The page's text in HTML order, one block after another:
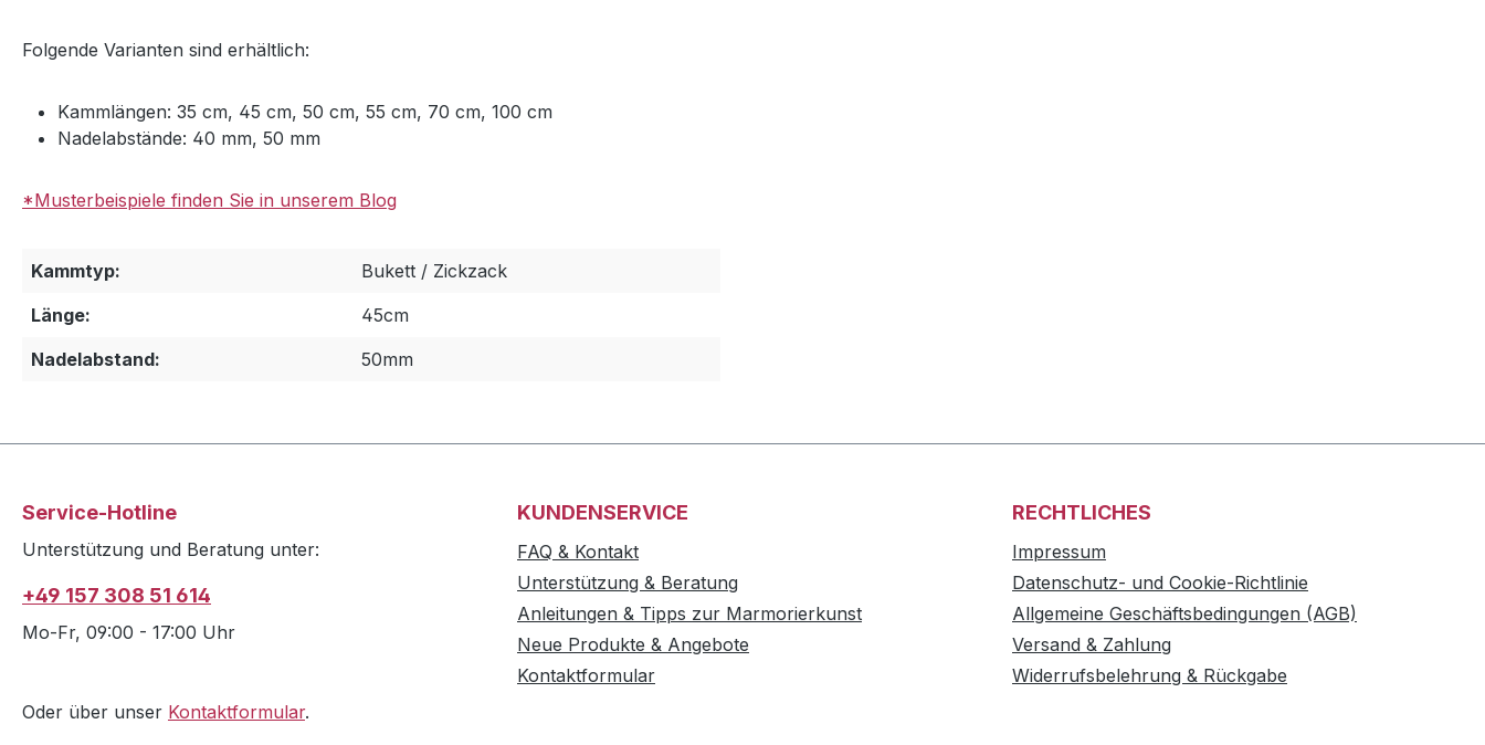
Folgende Varianten sind erhältlich:
Kammlängen: 35 cm, 45 cm, 50 cm, 55 cm, 70 cm, 100 cm
Nadelabstände: 40 mm, 50 mm
*Musterbeispiele finden Sie in unserem Blog
Kammtyp:
Bukett / Zickzack
Länge:
45cm
Nadelabstand:
50mm
Service-Hotline
Unterstützung und Beratung unter:
+49 157 308 51 614
Mo-Fr, 09:00 - 17:00 Uhr
Oder über unser Kontaktformular.
KUNDENSERVICE
FAQ & Kontakt
Unterstützung & Beratung
Anleitungen & Tipps zur Marmorierkunst
Neue Produkte & Angebote
Kontaktformular
RECHTLICHES
Impressum
Datenschutz- und Cookie-Richtlinie
Allgemeine Geschäftsbedingungen (AGB)
Versand & Zahlung
Widerrufsbelehrung & Rückgabe